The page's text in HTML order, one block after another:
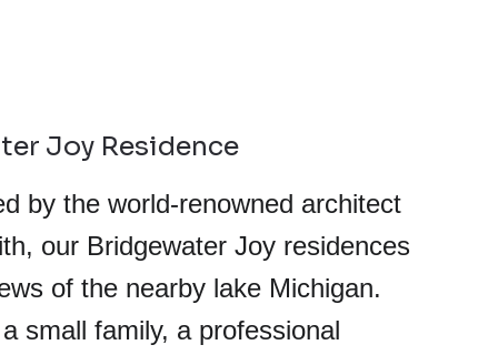
Joy Residence
by the world-renowned architect
our Bridgewater Joy residences
of the nearby lake Michigan.
small family, a professional